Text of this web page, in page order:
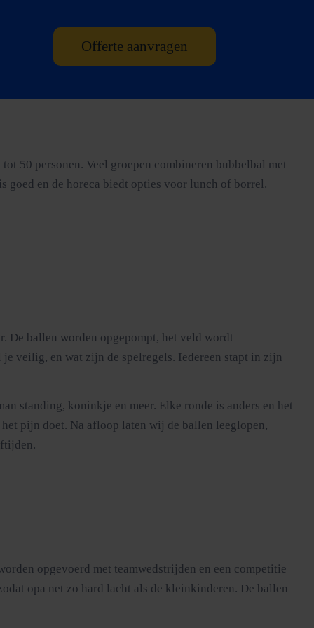
Offerte aanvragen
50 personen. Veel groepen combineren bubbelbal met
en de horeca biedt opties voor lunch of borrel.
De ballen worden opgepompt, het veld wordt
veilig, en wat zijn de spelregels. Iedereen stapt in zijn
standing, koninkje en meer. Elke ronde is anders en het
pijn doet. Na afloop laten wij de ballen leeglopen,
opgevoerd met teamwedstrijden en een competitie
opa net zo hard lacht als de kleinkinderen. De ballen